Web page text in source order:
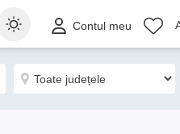
Contul meu